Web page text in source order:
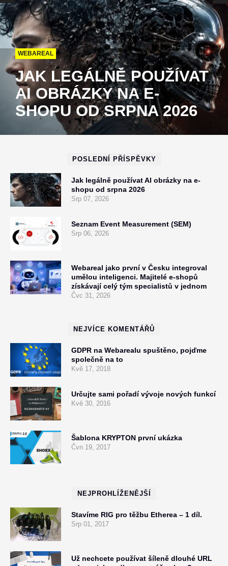
WEBAREAL
JAK LEGÁLNĚ POUŽÍVAT
AI OBRÁZKY NA E-
SHOPU OD SRPNA 2026
POSLEDNÍ PŘÍSPĚVKY
Jak legálně používat AI obrázky na e-
shopu od srpna 2026
Srp 07, 2026
Seznam Event Measurement (SEM)
Srp 06, 2026
Webareal jako první v Česku integroval
umělou inteligenci. Majitelé e-shopů
získávají celý tým specialistů v jednom
Čvc 31, 2026
NEJVÍCE KOMENTÁŘŮ
GDPR na Webarealu spuštěno, pojďme
společně na to
Kvě 17, 2018
Určujte sami pořadí vývoje nových funkcí
Kvě 30, 2016
Šablona KRYPTON první ukázka
Čvn 19, 2017
NEJPROHLÍŽENĚJŠÍ
Stavíme RIG pro těžbu Etherea – 1 díl.
Srp 01, 2017
Už nechcete používat šíleně dlouhé URL